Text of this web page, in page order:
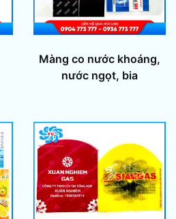
Màng co nước khoáng,
nước ngọt, bia